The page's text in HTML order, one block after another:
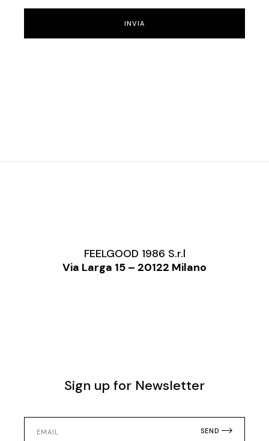
INVIA
FEELGOOD 1986 S.r.l
Via Larga 15 – 20122 Milano
Sign up for Newsletter
SEND